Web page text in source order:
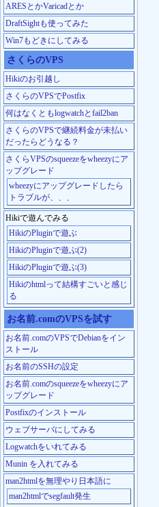
ARESとかVaricadとか
DraftSightも使ってみた
Win7もどきにしてみる
さくらのVPS
Hikiのお引越し
さくらのVPSでPostfix
何はなくともlogwatchとfail2ban
さくらのVPSで継続料金が未払い
だったらどうなる？
さくらVPSのsqueezeをwheezyにア
ップグレード
wheezyにアップグレードしたら
トラブルが、、、
Hikiで遊んでみる
HikiのPluginで遊ぶ
HikiのPluginで遊ぶ(2)
HikiのPluginで遊ぶ(3)
Hikiのhtmlって結構すごいと感じ
る
お名前.comのVPSを試す
お名前.comのVPSでDebianをイン
ストール
お名前のSSHの設定
お名前.comのsqueezeをwheezyにア
ップグレード
Postfixのインストール
ウェブサーバにしてみる
Logwatchをいれてみる
Munin を入れてみる
man2htmlを無理やり日本語に
man2htmlでsegfault発生